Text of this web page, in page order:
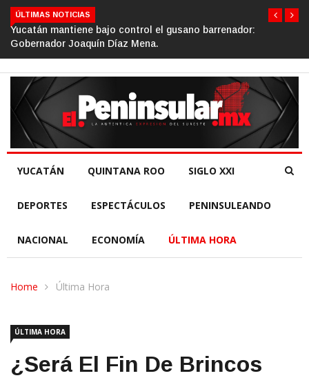
ÚLTIMAS NOTICIAS
Gino Segura impulsa el turismo comunitario desde el
de la República.
YUCATÁN QUINTANA ROO SIGLO XXI
DEPORTES ESPECTÁCULOS PENINSULEANDO
NACIONAL ECONOMÍA ÚLTIMA HORA
Home Última Hora
ÚLTIMA HORA
¿Será El Fin De Brincos